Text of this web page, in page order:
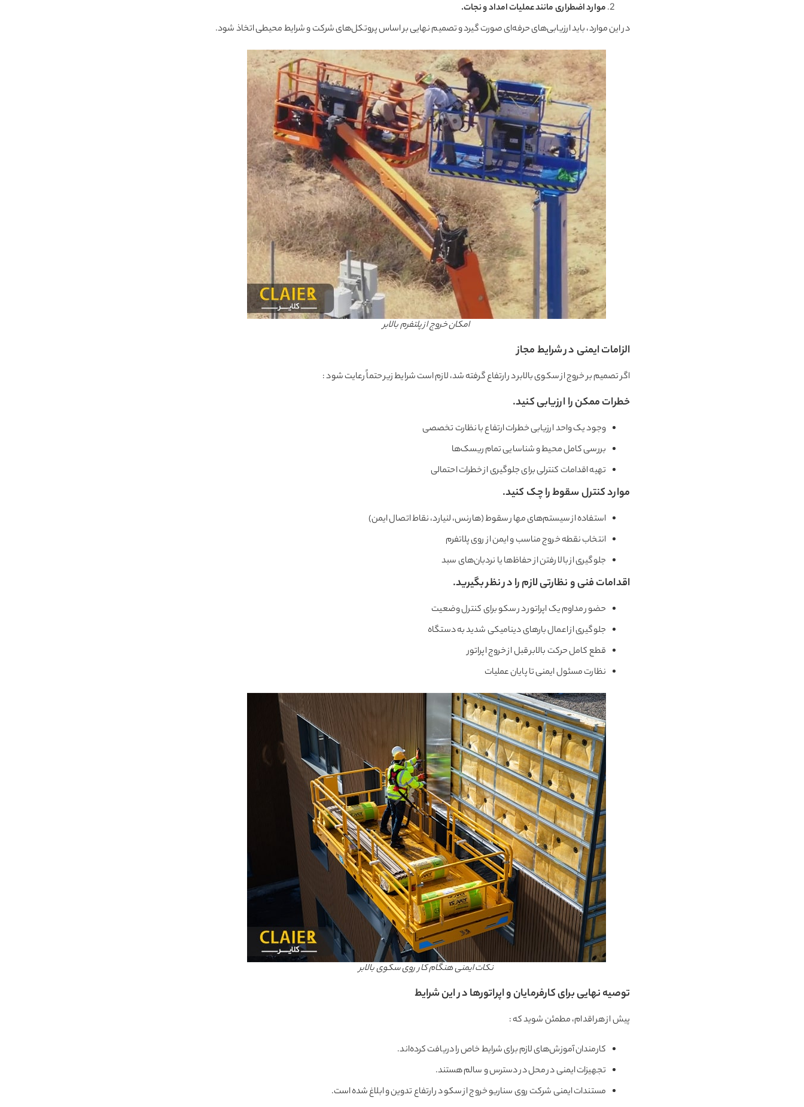
موارد اضطراری مانند عملیات امداد و نجات.
در این موارد، باید ارزیابی‌های حرفه‌ای صورت گیرد و تصمیم نهایی بر اساس پروتکل‌های شرکت و شرایط محیطی اتخاذ شود.
امکان خروج از پلتفرم بالابر
الزامات ایمنی در شرایط مجاز
اگر تصمیم بر خروج از سکوی بالابر در ارتفاع گرفته شد، لازم است شرایط زیر حتماً رعایت شود :
خطرات ممکن را ارزیابی کنید.
وجود یک واحد ارزیابی خطرات ارتفاع با نظارت تخصصی
بررسی کامل محیط و شناسایی تمام ریسک‌ها
تهیه اقدامات کنترلی برای جلوگیری از خطرات احتمالی
موارد کنترل سقوط را چک کنید.
استفاده از سیستم‌های مهار سقوط (هارنس، لنیارد، نقاط اتصال ایمن)
انتخاب نقطه خروج مناسب و ایمن از روی پلاتفرم
جلوگیری از بالا رفتن از حفاظ‌ها یا نردبان‌های سبد
اقدامات فنی و نظارتی لازم را در نظر بگیرید.
حضور مداوم یک اپراتور در سکو برای کنترل وضعیت
جلوگیری از اعمال بارهای دینامیکی شدید به دستگاه
قطع کامل حرکت بالابر قبل از خروج اپراتور
نظارت مسئول ایمنی تا پایان عملیات
نکات ایمنی هنگام کار روی سکوی بالابر
توصیه نهایی برای کارفرمایان و اپراتورها در این شرایط
پیش از هر اقدام، مطمئن شوید که :
کارمندان آموزش‌های لازم برای شرایط خاص را دریافت کرده‌اند.
تجهیزات ایمنی در محل در دسترس و سالم هستند.
مستندات ایمنی شرکت روی سناریو خروج از سکو در ارتفاع تدوین و ابلاغ شده است.